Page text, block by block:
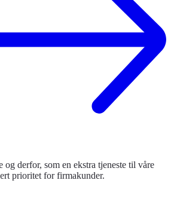
derfor, som en ekstra tjeneste til våre
prioritet for firmakunder.